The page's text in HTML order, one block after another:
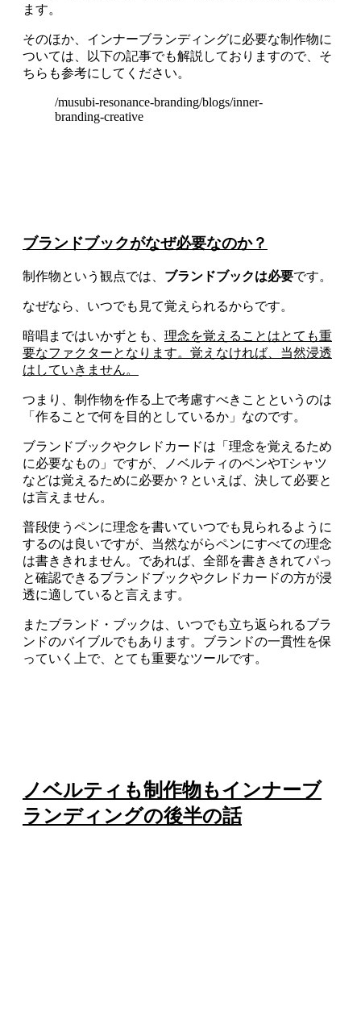
ます。
そのほか、インナーブランディングに必要な制作物に
ついては、以下の記事でも解説しておりますので、そ
ちらも参考にしてください。
/musubi-resonance-branding/blogs/inner-
branding-creative
ブランドブックがなぜ必要なのか？
制作物という観点では、 ブランドブックは必要です。
なぜなら、いつでも見て覚えられるからです。
暗唱まではいかずとも、 理念を覚えることはとても重
要なファクターとなります。覚えなければ、当然浸透
はしていきません。
つまり、制作物を作る上で考慮すべきことというのは
「作ることで何を目的としているか」なのです。
ブランドブックやクレドカードは「理念を覚えるため
に必要なもの」ですが、ノベルティのペンやTシャツ
などは覚えるために必要か？といえば、決して必要と
は言えません。
普段使うペンに理念を書いていつでも見られるように
するのは良いですが、当然ながらペンにすべての理念
は書ききれません。であれば、全部を書ききれてパっ
と確認できるブランドブックやクレドカードの方が浸
透に適していると言えます。
またブランド・ブックは、いつでも立ち返られるブラ
ンドのバイブルでもあります。ブランドの一貫性を保
っていく上で、とても重要なツールです。
ノベルティも制作物もインナーブ
ランディングの後半の話